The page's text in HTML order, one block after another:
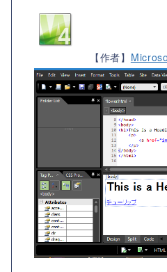
【作者】